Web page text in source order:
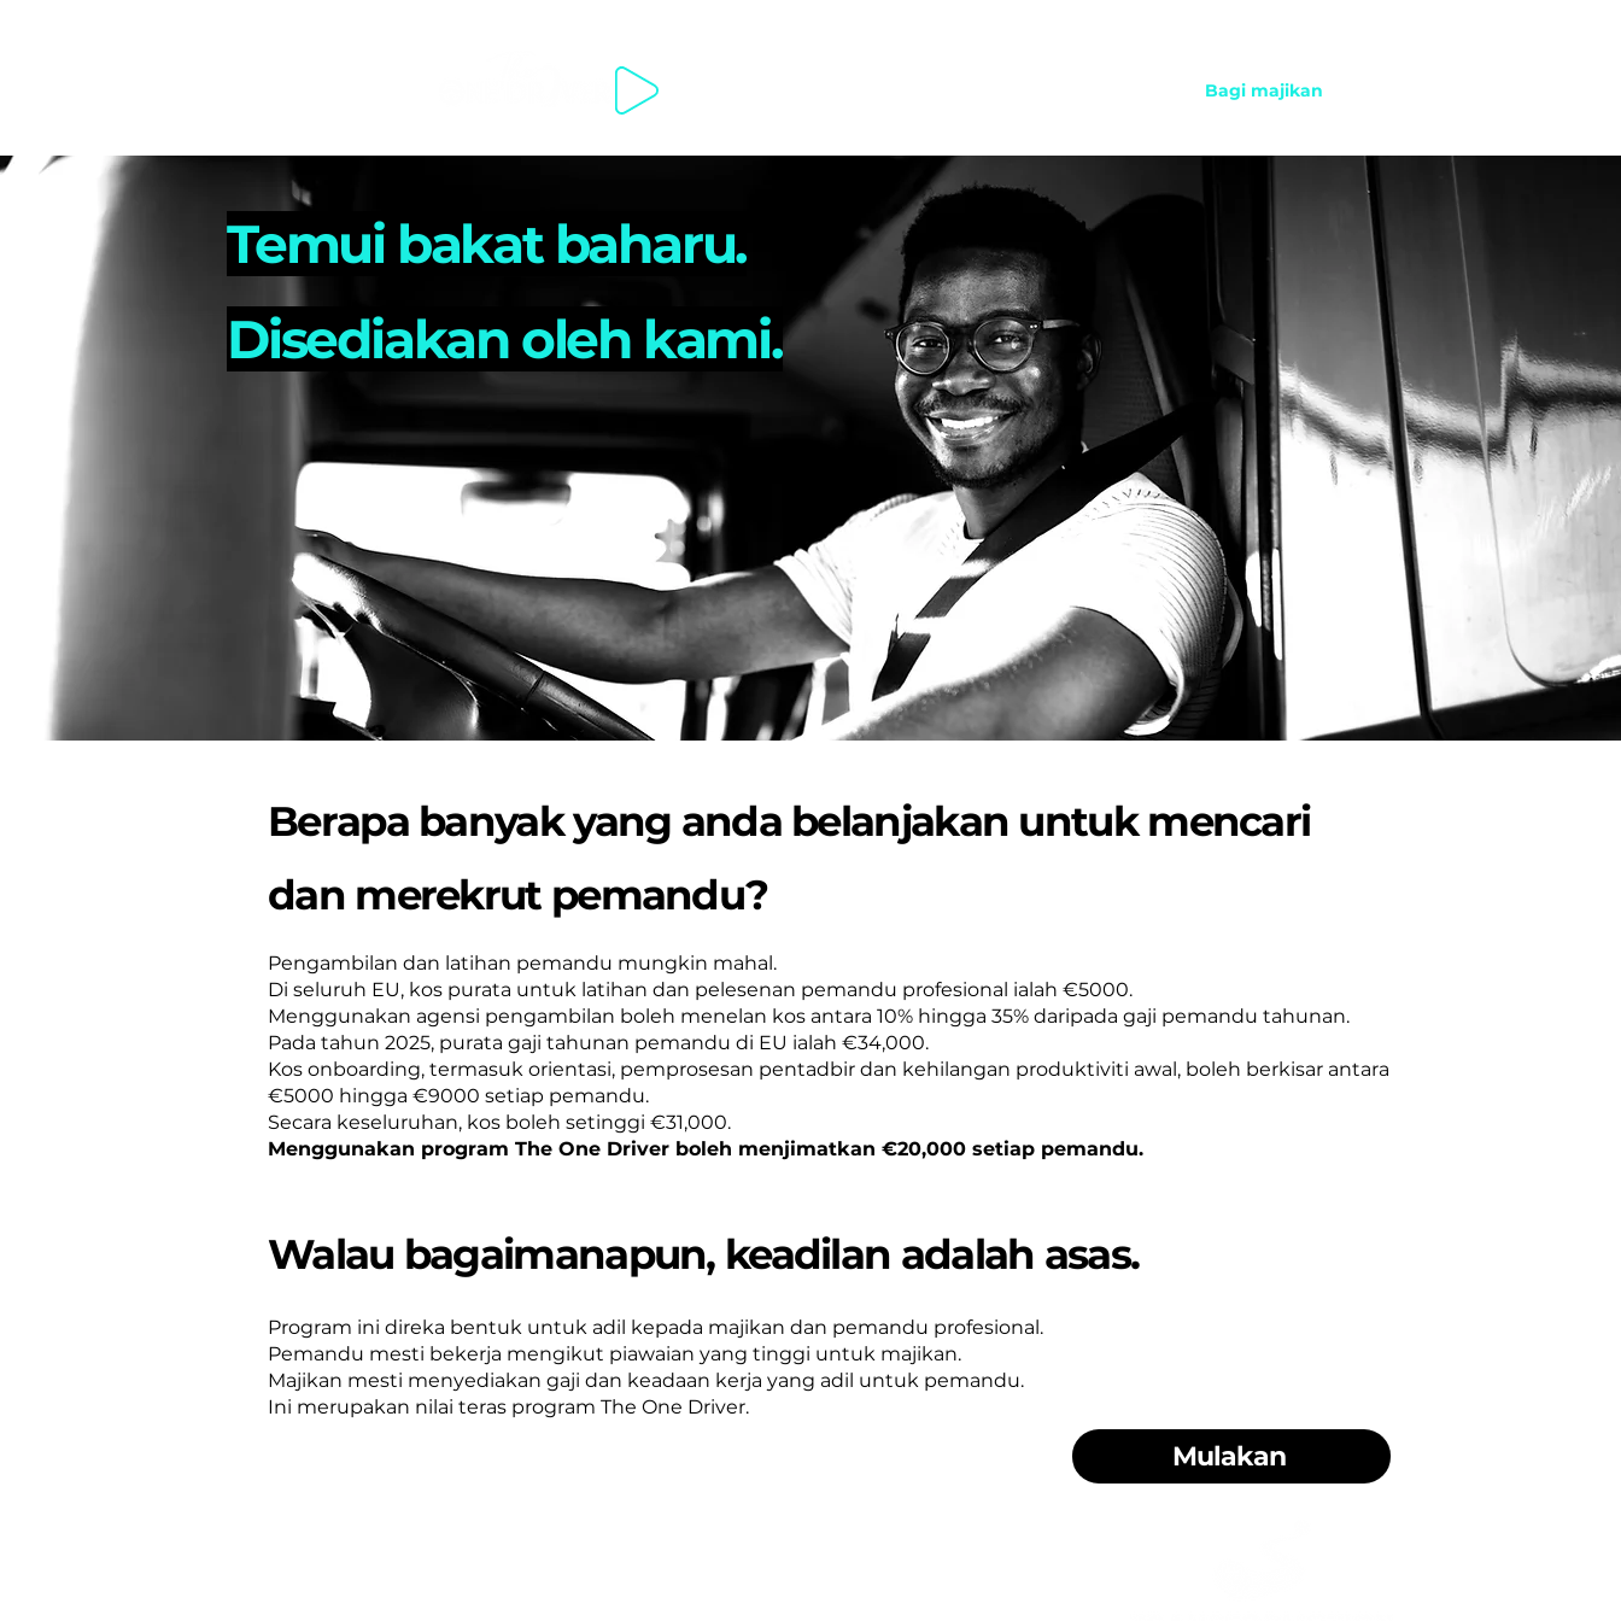
Bagi majikan
Temui bakat baharu.
Disediakan oleh kami.
Berapa banyak yang anda belanjakan untuk mencari
dan merekrut pemandu?
Pengambilan dan latihan pemandu mungkin mahal.
Di seluruh EU, kos purata untuk latihan dan pelesenan pemandu profesional ialah €5000.
Menggunakan agensi pengambilan boleh menelan kos antara 10% hingga 35% daripada gaji pemandu tahunan.
Pada tahun 2025, purata gaji tahunan pemandu di EU ialah €34,000.
Kos onboarding, termasuk orientasi, pemprosesan pentadbir dan kehilangan produktiviti awal, boleh berkisar antara
€5000 hingga €9000 setiap pemandu.
Secara keseluruhan, kos boleh setinggi €31,000.
Menggunakan program The One Driver boleh menjimatkan €20,000 setiap pemandu.
Walau bagaimanapun, keadilan adalah asas.
Program ini direka bentuk untuk adil kepada majikan dan pemandu profesional.
Pemandu mesti bekerja mengikut piawaian yang tinggi untuk majikan.
Majikan mesti menyediakan gaji dan keadaan kerja yang adil untuk pemandu.
Ini merupakan nilai teras program The One Driver.
Mulakan